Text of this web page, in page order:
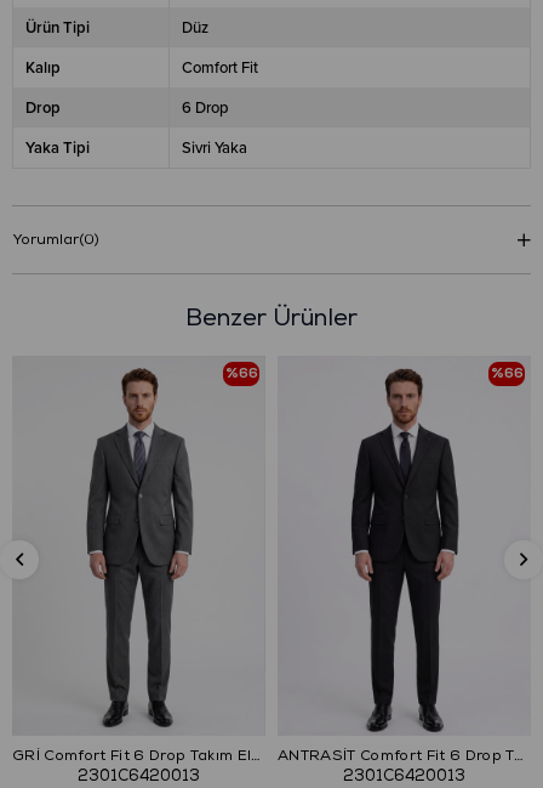
Ürün Tipi Düz
Kalıp Comfort Fit
Drop 6 Drop
Yaka Tipi Sivri Yaka
Yorumlar(0)
Benzer Ürünler
GRİ Comfort Fit 6 Drop Takım Elbise
2301C6420013
%66
ANTRASİT Comfort Fit 6 Drop Takım Elbise
2301C6420013
%66